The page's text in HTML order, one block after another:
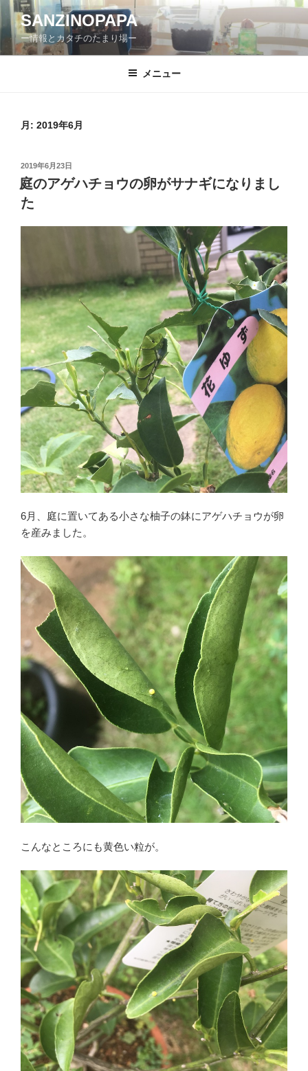
コ
ン
SANZINOPAPA
ー情報とカタチのたまり場ー
メニュー
月: 2019年6月
投
稿
日:
2019年6月23日
庭のアゲハチョウの卵がサナギになりまし
た
6月、庭に置いてある小さな柚子の鉢にアゲハチョウが卵
を産みました。
こんなところにも黄色い粒が。